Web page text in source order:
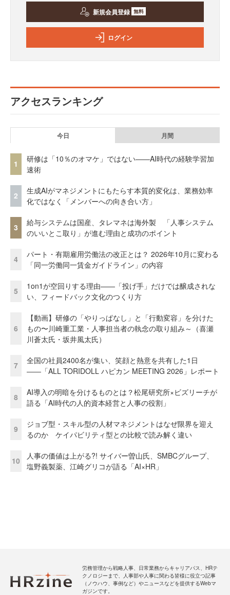
新規会員登録 無料
ログイン
アクセスランキング
今日 月間
1
研修は「10％のオマケ」ではない——AI時代の経験学習加
速術
2
生成AIがマネジメントにもたらす本質的変化は、業務効率
化ではなく「メンバーへの向き合い方」
3
給与システムは国産、タレマネは海外製 「人事システム
のいいとこ取り」が進む理由と成功のポイント
4
パート・有期雇用労働法の改正とは？ 2026年10月に変わる
「同一労働同一賃金ガイドライン」の内容
5
1on1が空回りする理由——「投げ手」だけでは醸成されな
い、フィードバック文化のつくり方
6
【動画】研修の「やりっぱなし」と「行動変容」を分けた
もの〜川崎重工業・人事担当者の執念の取り組み～（喜瀬
川蒼太氏・坂井風太氏）
7
全国の社員2400名が集い、笑顔と熱意を共有した1日
――「ALL TORIDOLL ハピカン MEETING 2026」レポート
8
AI導入の明暗を分けるものとは？松尾研究所×ビズリーチが
語る「AI時代の人的資本経営と人事の役割」
9
ジョブ型・スキル型の人材マネジメントはなぜ限界を迎え
るのか ケイパビリティ型との比較で読み解く違い
10
人事の価値は上がる?! サイバー曽山氏、SMBCグループ、
塩野義製薬、江崎グリコが語る「AI×HR」
労務管理から戦略人事、日常業務からキャリアパス、HRテ
クノロジーまで、人事部や人事に関わる皆様に役立つ記事
（ノウハウ、事例など）やニュースなどを提供するWebマ
ガジンです。